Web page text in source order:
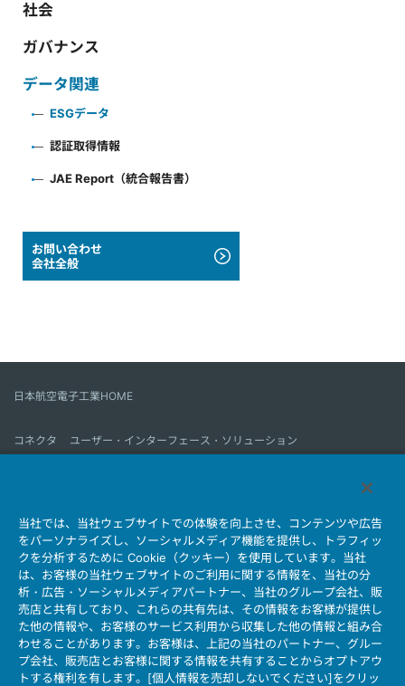
社会
ガバナンス
データ関連
ESGデータ
認証取得情報
JAE Report（統合報告書）
お問い合わせ
会社全般
日本航空電子工業HOME
コネクタ
ユーザー・インターフェース・ソリューション
会社情報 サステナビリティ IR情報 採用情報
会社情報新着一覧
製品情報新着一覧
サイトマップ お問い合わせ
個人情報保護ポリシー
JAE Cookie Policy
ウェブアクセシビリティ方針
マイナンバー情報保護ポリシー
当社ウェブサイトのご利用について
ソーシャルメディア公式アカウント運用ポリシー
当社では、当社ウェブサイトでの体験を向上させ、コンテンツや広告
をパーソナライズし、ソーシャルメディア機能を提供し、トラフィッ
クを分析するために Cookie（クッキー）を使用しています。当社
は、お客様の当社ウェブサイトのご利用に関する情報を、当社の分
析・広告・ソーシャルメディアパートナー、当社のグループ会社、販
売店と共有しており、これらの共有先は、その情報をお客様が提供し
た他の情報や、お客様のサービス利用から収集した他の情報と組み合
わせることがあります。お客様は、上記の当社のパートナー、グルー
プ会社、販売店とお客様に関する情報を共有することからオプトアウ
トする権利を有します。[個人情報を売却しないでください]をクリッ